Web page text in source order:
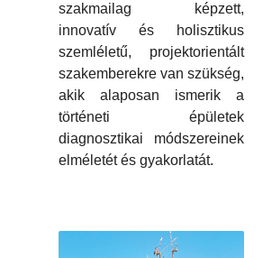
szakmailag képzett,
innovatív és holisztikus
szemléletű, projektorientált
szakemberekre van szükség,
akik alaposan ismerik a
történeti épületek
diagnosztikai módszereinek
elméletét és gyakorlatát.